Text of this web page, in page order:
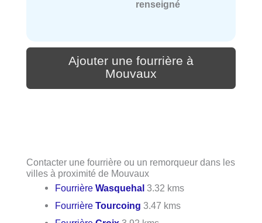
renseigné
Ajouter une fourrière à
Mouvaux
Contacter une fourrière ou un remorqueur dans les
villes à proximité de Mouvaux
FourrièreWasquehal 3.32 kms
FourrièreTourcoing 3.47 kms